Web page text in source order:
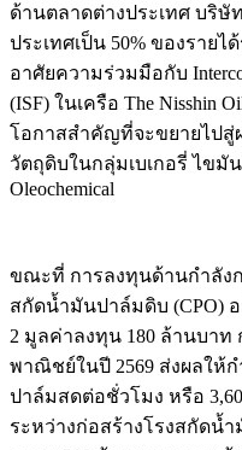
ด้านตลาดต่างประเทศ บริษั
ประเทศเป็น 50% ของรายไ
อาศัยความร่วมมือกับ
(ISF) ในเครือ The Nisshin
โอกาสสำคัญที่จะขยายไปสู่
วัตถุดิบในกลุ่มเบเกอรี่ ไขมั
Oleochemical
ขณะที่ การลงทุนด้านกำลัง
สกัดน้ำมันปาล์มดิบ (CPO) อ
2 มูลค่าลงทุน 180 ล้านบาท
พาณิชย์ในปี 2569 ส่งผลให้ก
ปาล์มสดต่อชั่วโมง หรือ
ระหว่างก่อสร้างโรงสกัดน้